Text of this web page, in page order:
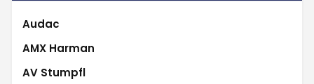
Audac
AMX Harman
AV Stumpfl